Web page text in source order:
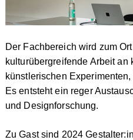
Der Fachbereich wird zum
kulturübergreifende Arbeit an
künstlerischen
Es entsteht ein reger
und Designforschung.
Zu Gast sind 2024